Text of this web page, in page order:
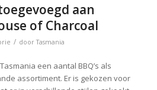
aan
of Charcoal
/ doorTasmania
een aantal BBQ’s als
assortiment. Er is gekozen voor